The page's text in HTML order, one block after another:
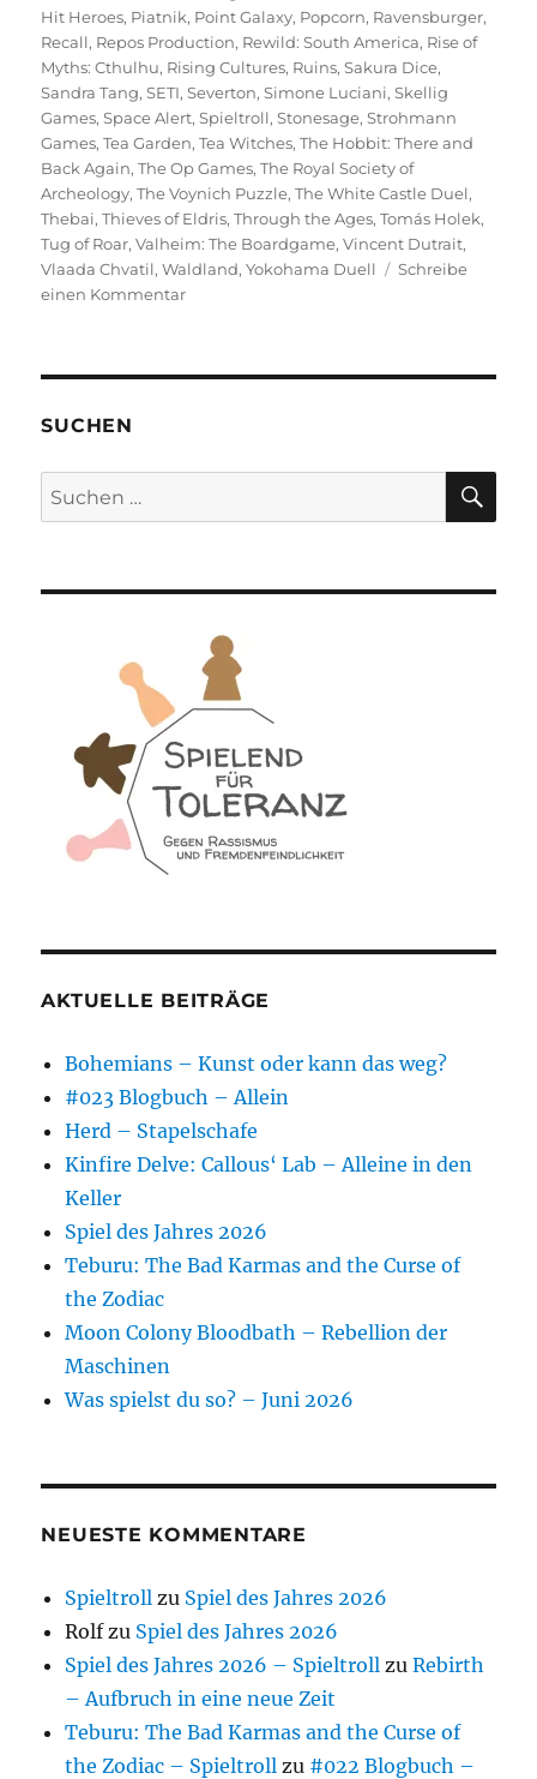
Hit Heroes, Piatnik, Point Galaxy, Popcorn, Ravensburger,
Recall, Repos Production, Rewild: South America, Rise of
Myths: Cthulhu, Rising Cultures, Ruins,Sakura Dice,
Sandra Tang,SETI,Severton,Simone Luciani,Skellig
Games,Space Alert,Spieltroll,Stonesage,Strohmann
Games,Tea Garden,Tea Witches,The Hobbit: There and
Back Again,The Op Games,The Royal Society of
Archeology,The Voynich Puzzle,The White Castle Duel,
Thebai,Thieves of Eldris,Through the Ages,Tomás Holek,
Tug of Roar,Valheim: The Boardgame,Vincent Dutrait,
Vlaada Chvatil,Waldland,Yokohama Duell
Schreibe
einen Kommentarzu
die
SUCHEN
Suchen
nach:
AKTUELLE BEITRÄGE
Bohemians – Kunst oder kann das weg?
#023 Blogbuch – Allein
Herd – Stapelschafe
Kinfire Delve: Callous‘ Lab – Alleine in den
Keller
Spiel des Jahres 2026
Teburu: The Bad Karmas and the Curse of
the Zodiac
Moon Colony Bloodbath – Rebellion der
Maschinen
Was spielst du so? – Juni 2026
NEUESTE KOMMENTARE
Spieltroll zu Spiel des Jahres 2026
Rolfzu Spiel des Jahres 2026
Spiel des Jahres 2026 – Spieltroll zuRebirth
– Aufbruch in eine neue Zeit
Teburu: The Bad Karmas and the Curse of
the Zodiac – Spieltroll zu #022 Blogbuch –